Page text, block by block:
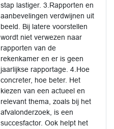
stap lastiger. 3.Rapporten en
aanbevelingen verdwijnen uit
beeld. Bij latere voorstellen
wordt niet verwezen naar
rapporten van de
rekenkamer en er is geen
jaarlijkse rapportage. 4.Hoe
concreter, hoe beter. Het
kiezen van een actueel en
relevant thema, zoals bij het
afvalonderzoek, is een
succesfactor. Ook helpt het